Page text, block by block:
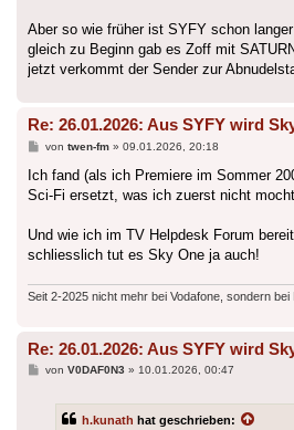
Aber so wie früher ist SYFY schon
gleich zu Beginn gab es Zoff mit
jetzt verkommt der Sender zur
Re: 26.01.2026: Aus SYFY wird
Beitrag
von twen-fm» 09.01.2026, 20:18
Ich fand (als ich Premiere im Sommer
Sci-Fi ersetzt, was ich zuerst nicht
Und wie ich im TV Helpdesk Forum
schliesslich tut es Sky One ja auch!
Seit 2-2025 nicht mehr bei Vodafone, sondern bei
Re: 26.01.2026: Aus SYFY wird
Beitrag
von V0DAF0N3 » 10.01.2026, 00:47
h.kunath hat geschrieben: